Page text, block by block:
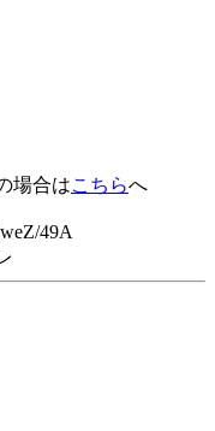
場合はこちらへ
49A